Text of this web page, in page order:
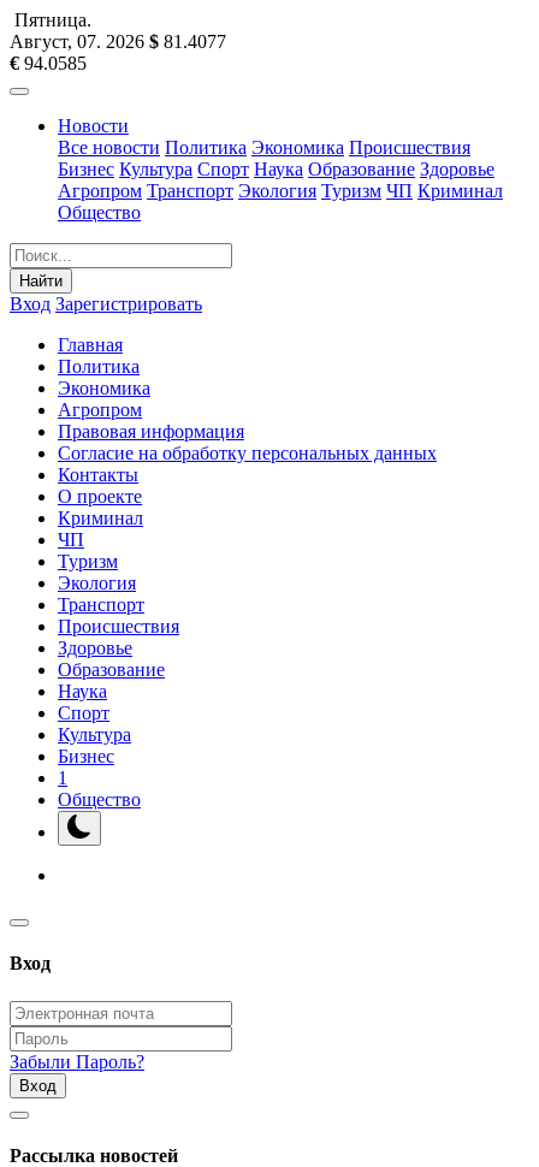
Пятница.
Август, 07. 2026 $ 81.4077
€ 94.0585
Новости
Все новости Политика Экономика Происшествия
Бизнес Культура Спорт Наука Образование Здоровье
Агропром Транспорт Экология Туризм ЧП Криминал
Общество
Найти
Вход Зарегистрировать
Главная
Политика
Экономика
Агропром
Правовая информация
Согласие на обработку персональных данных
Контакты
О проекте
Криминал
ЧП
Туризм
Экология
Транспорт
Происшествия
Здоровье
Образование
Наука
Спорт
Культура
Бизнес
1
Общество
Вход
Забыли Пароль?
Вход
Рассылка новостей